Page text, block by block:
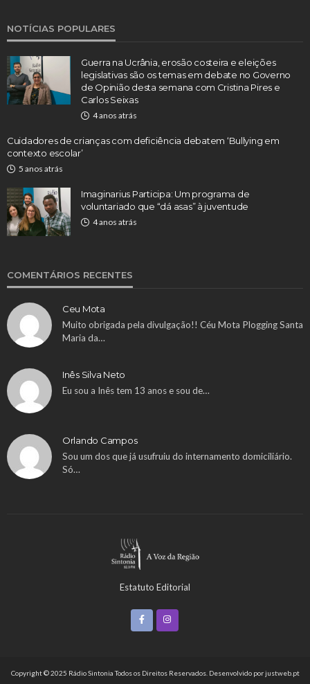
NOTÍCIAS POPULARES
Guerra na Ucrânia, erosão costeira e eleições
legislativas são os temas em debate no Governo
de Opinião desta semana com Cristina Pires e
Carlos Seixas
4 anos atrás
Cuidadores de crianças com deficiência debatem ‘Bullying em
contexto escolar’
5 anos atrás
Imaginarius Participa: Um programa de
voluntariado que “dá asas” à juventude
4 anos atrás
COMENTÁRIOS RECENTES
Ceu Mota
Muito obrigada pela divulgação!! Céu Mota Plogging Santa
Maria da…
Inês Silva Neto
Eu sou a Inês tem 13 anos e sou de…
Orlando Campos
Sou um dos que já usufruiu do internamento domiciliário.
Só…
Estatuto Editorial
Copyright © 2025 Rádio Sintonia Todos os Direitos Reservados. Desenvolvido porjustweb.pt